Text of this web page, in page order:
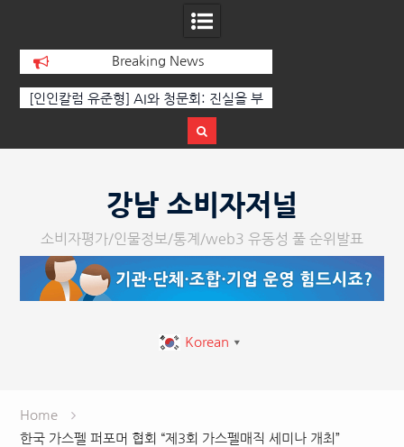
Breaking News
‘K-AI 아트 거장’ 장인보 감독, Ai 기술에
페스티벌’ 성황리에 막 내려
강남 소비자저널
소비자평가/인물정보/통계/web3 유동성 풀 순위발표
Korean ▼
Home
한국 가스펠 퍼포머 협회 “제3회 가스펠매직 세미나 개최”